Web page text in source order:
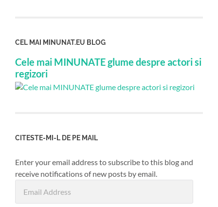
CEL MAI MINUNAT.EU BLOG
Cele mai MINUNATE glume despre actori si
regizori
CITESTE-MI-L DE PE MAIL
Enter your email address to subscribe to this blog and
receive notifications of new posts by email.
Address